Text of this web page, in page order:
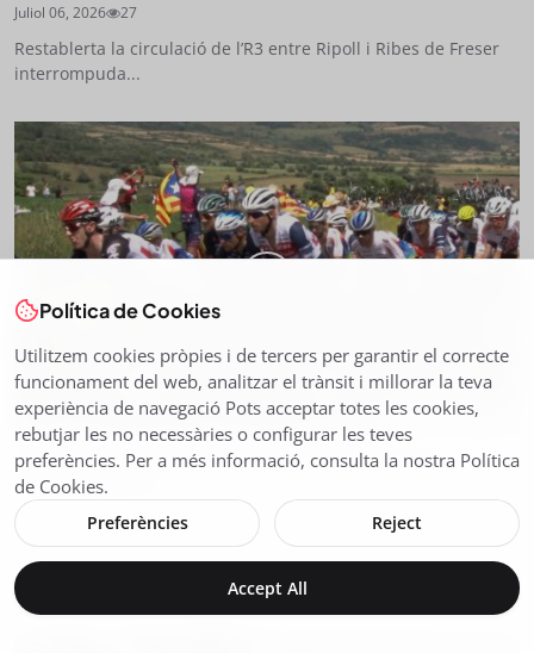
Juliol 06, 2026 27
Restablerta la circulació de l’R3 entre Ripoll i Ribes de Freser
interrompuda...
IMPORTANTS AFECTACIONS DE MOBILITAT A LA
CERDANYA PE...
Juliol 03, 2026 44
El pas del Tour de França per la Cerdanya provocarà el 6 de
juliol importants...
Política de Cookies
Utilitzem cookies pròpies i de tercers per garantir el correcte
funcionament del web, analitzar el trànsit i millorar la teva
experiència de navegació Pots acceptar totes les cookies,
rebutjar les no necessàries o configurar les teves
preferències. Per a més informació, consulta la nostra Política
de Cookies.
Preferències Reject
Accept All